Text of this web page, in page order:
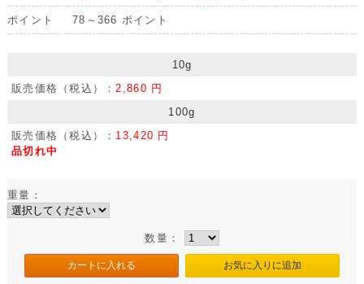
ポイント 78～366 ポイント
10g
販売価格（税込）：2,860 円
100g
販売価格（税込）： 13,420 円
品切れ中
重量：
数量：